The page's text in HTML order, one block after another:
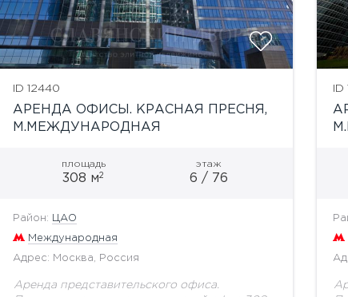
ID 12440
АРЕНДА ОФИСЫ. КРАСНАЯ ПРЕСНЯ,
М.МЕЖДУНАРОДНАЯ
площадь
308 м2
этаж
6 / 76
Район: ЦАО
Международная
Адрес: Москва, Россия
Аренда представительского офиса.